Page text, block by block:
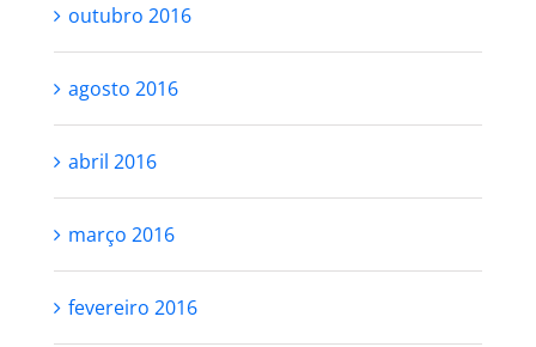
outubro 2016
agosto 2016
abril 2016
março 2016
fevereiro 2016